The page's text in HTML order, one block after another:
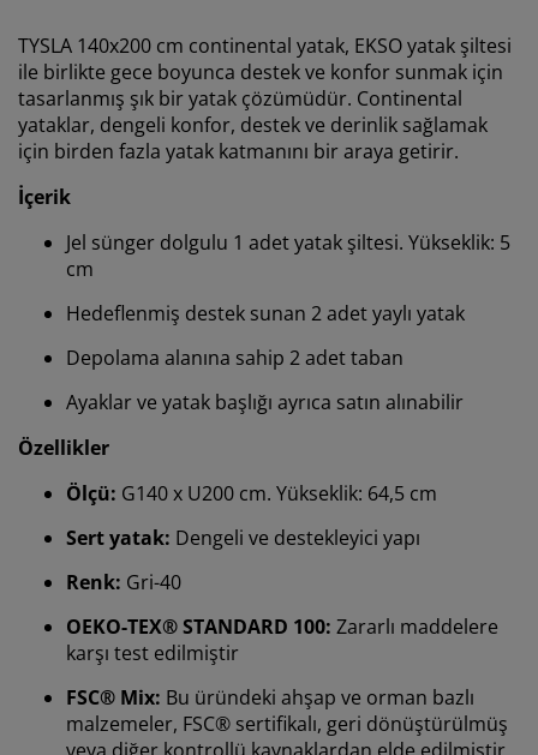
TYSLA 140x200 cm continental yatak, EKSO yatak şiltesi
ile birlikte gece boyunca destek ve konfor sunmak için
tasarlanmış şık bir yatak çözümüdür. Continental
yataklar, dengeli konfor, destek ve derinlik sağlamak
için birden fazla yatak katmanını bir araya getirir.
İçerik
Jel sünger dolgulu 1 adet yatak şiltesi. Yükseklik: 5
cm
Hedeflenmiş destek sunan 2 adet yaylı yatak
Depolama alanına sahip 2 adet taban
Ayaklar ve yatak başlığı ayrıca satın alınabilir
Özellikler
Ölçü: G140 x U200 cm. Yükseklik: 64,5 cm
Sert yatak: Dengeli ve destekleyici yapı
Renk: Gri-40
OEKO-TEX® STANDARD 100: Zararlı maddelere
karşı test edilmiştir
FSC® Mix: Bu üründeki ahşap ve orman bazlı
malzemeler, FSC® sertifikalı, geri dönüştürülmüş
Deneyiminizi kişiselleştiriyoruz